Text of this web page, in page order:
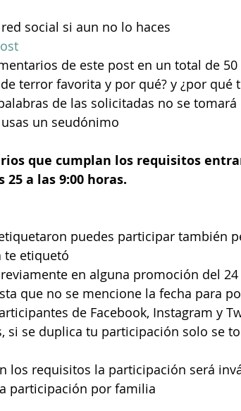
social si aun no lo haces
de este post en un total de
terror favorita y por qué? y ¿por qué
de las solicitadas no se tomará
un seudónimo
que cumplan los requisitos
a las 9:00 horas.
puedes participar también
te etiquetó
en alguna promoción del
que no se mencione la fecha para
de Facebook, Instagram y
si se duplica tu participación solo se
los requisitos la participación será
participación por familia